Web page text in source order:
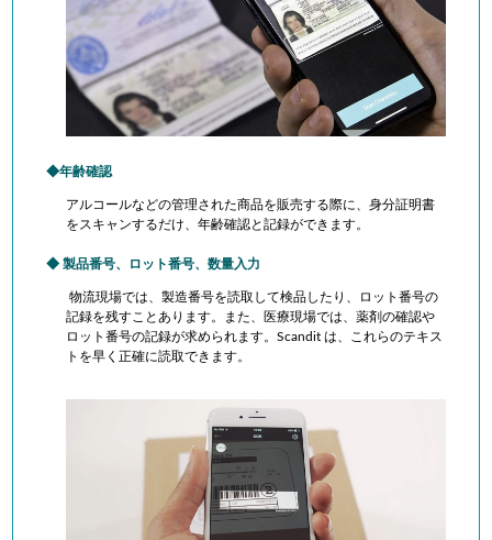
年齢確認
アルコールなどの管理された商品を販売する際に、身分証明書
をスキャンするだけ、年齢確認と記録ができます。
製品番号、ロット番号、数量入力
物流現場では、製造番号を読取して検品したり、ロット番号の
記録を残すことあります。また、医療現場では、薬剤の確認や
ロット番号の記録が求められます。Scandit は、これらのテキス
トを早く正確に読取できます。